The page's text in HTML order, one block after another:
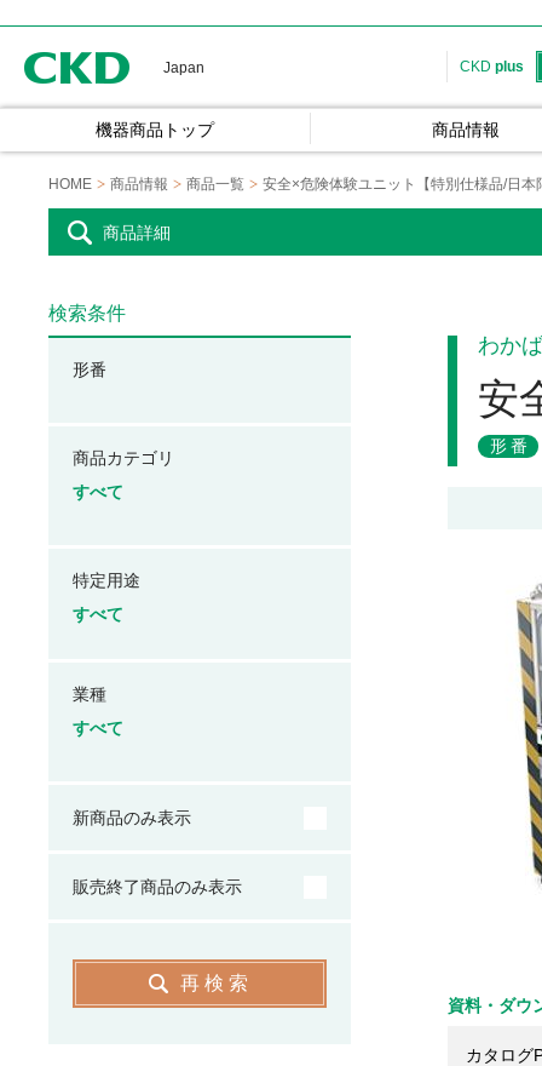
Japan CKD plus
機器商品トップ 商品情報
HOME 商品情報 商品一覧 安全×危険体験ユニット【特別仕様品/日本
商品詳細
わか
安
形番
資料・ダウ
カタログ
検索条件
形番
商品カテゴリ
すべて
特定用途
すべて
業種
すべて
新商品のみ表示
販売終了商品のみ表示
再検索